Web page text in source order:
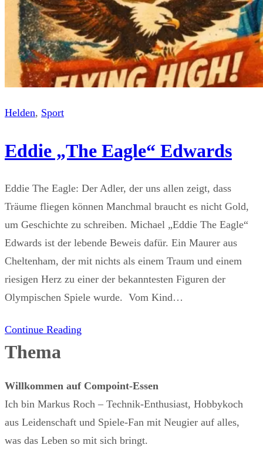
Helden, Sport
Eddie „The Eagle“ Edwards
Eddie The Eagle: Der Adler, der uns allen zeigt, dass
Träume fliegen können Manchmal braucht es nicht Gold,
um Geschichte zu schreiben. Michael „Eddie The Eagle“
Edwards ist der lebende Beweis dafür. Ein Maurer aus
Cheltenham, der mit nichts als einem Traum und einem
riesigen Herz zu einer der bekanntesten Figuren der
Olympischen Spiele wurde. Vom Kind…
Continue Reading
Thema
Willkommen auf Compoint-Essen
Ich bin Markus Roch – Technik-Enthusiast, Hobbykoch
aus Leidenschaft und Spiele-Fan mit Neugier auf alles,
was das Leben so mit sich bringt.